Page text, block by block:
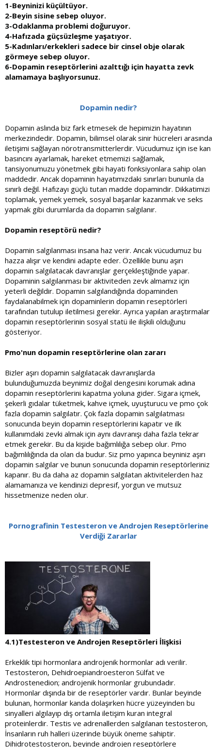
1-Beyninizi küçültüyor.
2-Beyin sisine sebep oluyor.
3-Odaklanma problemi doğuruyor.
4-Hafızada güçsüzleşme yaşatıyor.
5-Kadınları/erkekleri sadece bir cinsel obje olarak
görmeye sebep oluyor.
6-Dopamin reseptörlerini azalttığı için hayatta zevk
alamamaya başlıyorsunuz.
Dopamin nedir?
Dopamin aslında biz fark etmesek de hepimizin hayatının
merkezindedir. Dopamin, bilimsel olarak sinir hücreleri arasında
iletişimi sağlayan nörotransmitterlerdir. Vücudumuz için ise kan
basıncını ayarlamak, hareket etmemizi sağlamak,
tansiyonumuzu yönetmek gibi hayati fonksiyonlara sahip olan
maddedir. Ancak dopaminin hayatımızdaki sınırları bununla da
sınırlı değil. Hafızayı güçlü tutan madde dopamindir. Dikkatimizi
toplamak, yemek yemek, sosyal başarılar kazanmak ve seks
yapmak gibi durumlarda da dopamin salgılanır.
Dopamin reseptörü nedir?
Dopamin salgılanması insana haz verir. Ancak vücudumuz bu
hazza alışır ve kendini adapte eder. Özellikle bunu aşırı
dopamin salgılatacak davranışlar gerçekleştiğinde yapar.
Dopaminin salgılanması bir aktiviteden zevk almamız için
yeterli değildir. Dopamin salgılandığında dopaminden
faydalanabilmek için dopaminlerin dopamin reseptörleri
tarafından tutulup iletilmesi gerekir. Ayrıca yapılan araştırmalar
dopamin reseptörlerinin sosyal statü ile ilişkili olduğunu
gösteriyor.
Pmo'nun dopamin reseptörlerine olan zararı
Bizler aşırı dopamin salgılatacak davranışlarda
bulunduğumuzda beynimiz doğal dengesini korumak adına
dopamin reseptörlerini kapatma yoluna gider. Sigara içmek,
şekerli gıdalar tüketmek, kahve içmek, uyuşturucu ve pmo çok
fazla dopamin salgılatır. Çok fazla dopamin salgılatması
sonucunda beyin dopamin reseptörlerini kapatır ve ilk
kullanımdaki zevki almak için aynı davranışı daha fazla tekrar
etmek gerekir. Bu da kişide bağımlılığa sebep olur. Pmo
bağımlılığında da olan da budur. Siz pmo yapınca beyniniz aşırı
dopamin salgılar ve bunun sonucunda dopamin reseptörleriniz
kapanır. Bu da daha az dopamin salgılatan aktivitelerden haz
alamamanıza ve kendinizi depresif, yorgun ve mutsuz
hissetmenize neden olur.
Pornografinin Testesteron ve Androjen Reseptörlerine
Verdiği Zararlar
4.1)Testesteron ve Androjen Reseptörleri İlişkisi
Erkeklik tipi hormonlara androjenik hormonlar adı verilir.
Testosteron, Dehidroepiandroesteron Sülfat ve
Androstenedion; androjenik hormonlar grubundadır.
Hormonlar dışında bir de reseptörler vardır. Bunlar beyinde
bulunan, hormonlar kanda dolaşırken hücre yüzeyinden bu
sinyalleri algılayıp dış ortamla iletişim kuran integral
proteinlerdir. Testis ve adrenallerden salgılanan testosteron,
İnsanların ruh halleri üzerinde büyük öneme sahiptir.
Dihidrotestosteron, beyinde androjen reseptörlere